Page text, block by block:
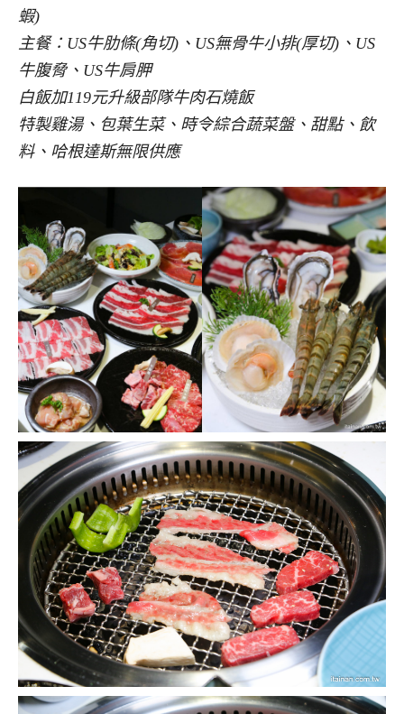
蝦)
主餐：US牛肋條(角切)、US無骨牛小排(厚切)、US
牛腹脅、US牛肩胛
白飯加119元升級部隊牛肉石燒飯
特製雞湯、包葉生菜、時令綜合蔬菜盤、甜點、飲
料、哈根達斯無限供應